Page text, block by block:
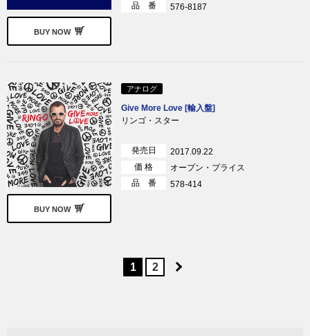
BUY NOW
品 番
576-8187
BUY NOW
アナログ
Give More Love [輸入盤]
リンゴ・スター
発売日
2017.09.22
価 格
オープン・プライス
品 番
578-414
1 2